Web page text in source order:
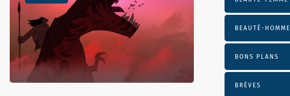
BEAUTÉ-HOMME
BONS PLANS
BRÈVES